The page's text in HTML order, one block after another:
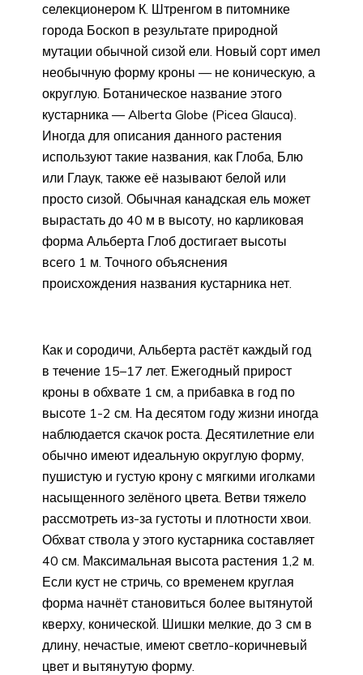
селекционером К. Штренгом в питомнике
города Боскоп в результате природной
мутации обычной сизой ели. Новый сорт имел
необычную форму кроны — не коническую, а
округлую. Ботаническое название этого
кустарника — Alberta Globe (Picea Glauca).
Иногда для описания данного растения
используют такие названия, как Глоба, Блю
или Глаук, также её называют белой или
просто сизой. Обычная канадская ель может
вырастать до 40 м в высоту, но карликовая
форма Альберта Глоб достигает высоты
всего 1 м. Точного объяснения
происхождения названия кустарника нет.
Как и сородичи, Альберта растёт каждый год
в течение 15–17 лет. Ежегодный прирост
кроны в обхвате 1 см, а прибавка в год по
высоте 1-2 см. На десятом году жизни иногда
наблюдается скачок роста. Десятилетние ели
обычно имеют идеальную округлую форму,
пушистую и густую крону с мягкими иголками
насыщенного зелёного цвета. Ветви тяжело
рассмотреть из-за густоты и плотности хвои.
Обхват ствола у этого кустарника составляет
40 см. Максимальная высота растения 1,2 м.
Если куст не стричь, со временем круглая
форма начнёт становиться более вытянутой
кверху, конической. Шишки мелкие, до 3 см в
длину, нечастые, имеют светло-коричневый
цвет и вытянутую форму.